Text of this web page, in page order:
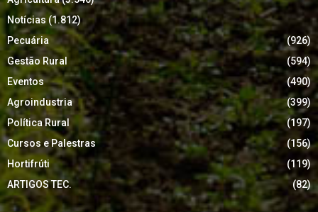
Notícias (1.812)
Pecuária
(926)
Gestão Rural
(594)
Eventos
(490)
Agroindustria
(399)
Política Rural
(197)
Cursos e Palestras
(156)
Hortifrúti
(119)
ARTIGOS TEC.
(82)